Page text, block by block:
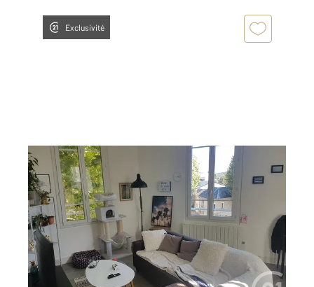
Exclusivité
ROUEN 76
45,89 m2 , 2 pièces
Ref : 8260
Appartement F2 à louer
590 €
par mois charges comprises
Visiter le site dédié